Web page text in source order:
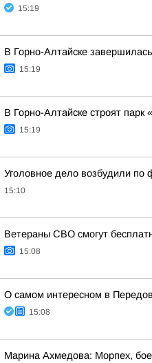
15:19
В Горно-Алтайске
15:19
В Горно-Алтайске строят парк
15:19
Уголовное дело возбудили по
15:10
Ветераны СВО смогут
15:08
О самом интересном в
15:08
Марина Ахмедова: Морпех,